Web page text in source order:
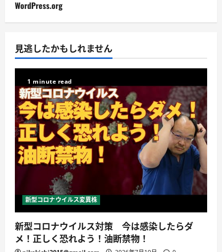
WordPress.org
見逃したかもしれません
1 minute read
新型コロナウイルス変異株
新型コロナウイルス対策 今は感染したらダ
メ！正しく恐れよう！油断禁物！